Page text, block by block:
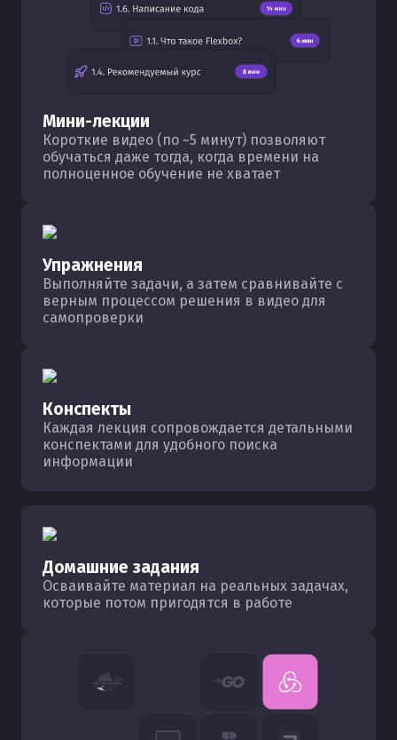
Мини-лекции
Короткие видео (по ~5 минут) позволяют
обучаться даже тогда, когда времени на
полноценное обучение не хватает
Упражнения
Выполняйте задачи, а затем сравнивайте с
верным процессом решения в видео для
самопроверки
Конспекты
Каждая лекция сопровождается детальными
конспектами для удобного поиска
информации
Домашние задания
Осваивайте материал на реальных задачах,
которые потом пригодятся в работе